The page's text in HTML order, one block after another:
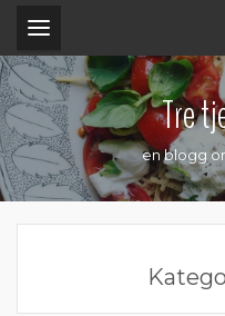
Tre
en blogg